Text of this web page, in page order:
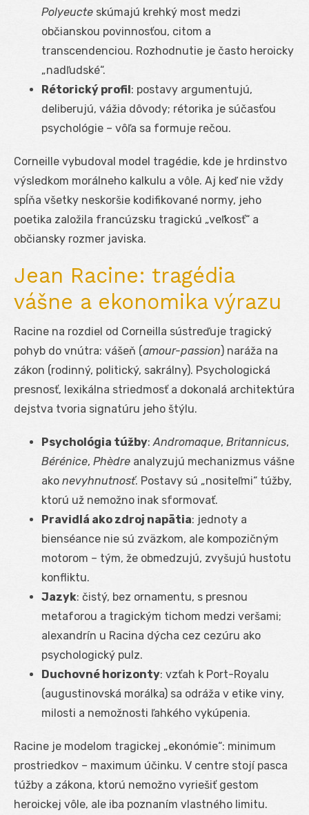
Polyeucte skúmajú krehký most medzi
občianskou povinnosťou, citom a
transcendenciou. Rozhodnutie je často heroicky
„nadľudské“.
Rétorický profil: postavy argumentujú,
deliberujú, vážia dôvody; rétorika je súčasťou
psychológie – vôľa sa formuje rečou.
Corneille vybudoval model tragédie, kde je hrdinstvo
výsledkom morálneho kalkulu a vôle. Aj keď nie vždy
spĺňa všetky neskoršie kodifikované normy, jeho
poetika založila francúzsku tragickú „veľkosť“ a
občiansky rozmer javiska.
Jean Racine: tragédia
vášne a ekonomika výrazu
Racine na rozdiel od Corneilla sústreďuje tragický
pohyb do vnútra: vášeň (amour-passion) naráža na
zákon (rodinný, politický, sakrálny). Psychologická
presnosť, lexikálna striedmosť a dokonalá architektúra
dejstva tvoria signatúru jeho štýlu.
Psychológia túžby:Andromaque, Britannicus,
Bérénice, Phèdre analyzujú mechanizmus vášne
ako nevyhnutnosť. Postavy sú „nositeľmi“ túžby,
ktorú už nemožno inak sformovať.
Pravidlá ako zdroj napätia: jednoty a
bienséance nie sú zväzkom, ale kompozičným
motorom – tým, že obmedzujú, zvyšujú hustotu
konfliktu.
Jazyk: čistý, bez ornamentu, s presnou
metaforou a tragickým tichom medzi veršami;
alexandrín u Racina dýcha cez cezúru ako
psychologický pulz.
Duchovné horizonty: vzťah k Port-Royalu
(augustinovská morálka) sa odráža v etike viny,
milosti a nemožnosti ľahkého vykúpenia.
Racine je modelom tragickej „ekonómie“: minimum
prostriedkov – maximum účinku. V centre stojí pasca
túžby a zákona, ktorú nemožno vyriešiť gestom
heroickej vôle, ale iba poznaním vlastného limitu.